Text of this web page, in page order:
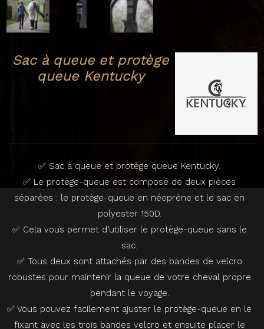
Sac à queue et protège
queue Kentucky
✅ Sac à queue et protège queue Kentucky.
✅ Le protège-queue est composé de deux pièces
séparées : le protège-queue en néoprène et le sac en
polyester 150D.
✅ Cela vous permet d’utiliser le protège-queue sans le
sac.
✅ Tous deux sont attachés par des bandes de velcro
robustes pour maintenir la queue de votre cheval propre
pendant le voyage.
✅ Vous pouvez facilement ajuster le protège-queue en le
fixant avec les trois bandes velcro et ensuite placer le